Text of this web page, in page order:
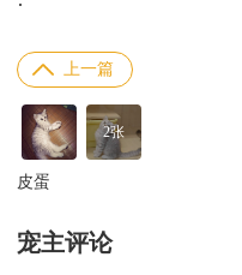
·
上一篇
2张
皮蛋
宠主评论